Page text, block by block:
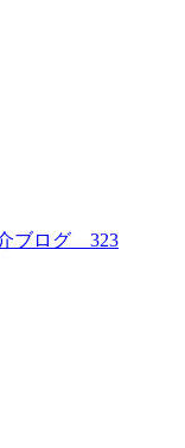
ブログ 323